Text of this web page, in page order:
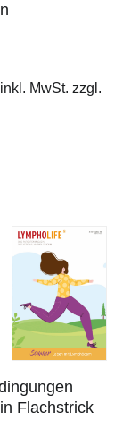
MwSt. zzgl.
Flachstrick